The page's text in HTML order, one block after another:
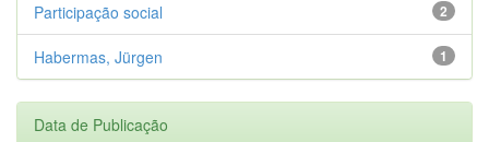
2
Participação social
1
Habermas, Jürgen
Data de Publicação